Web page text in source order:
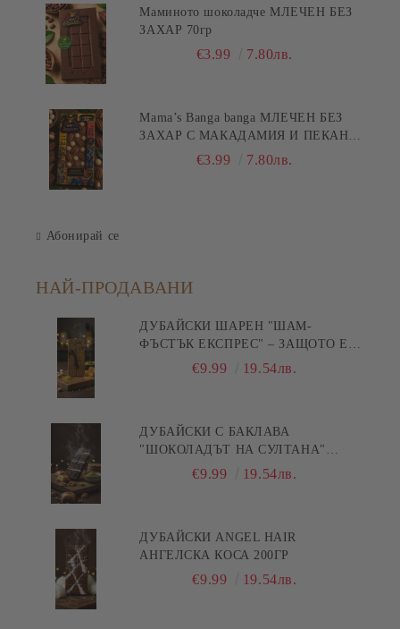
Маминото шоколадче МЛЕЧЕН БЕЗ
ЗАХАР 70гр
€3.99 7.80лв.
Mama’s Banga banga МЛЕЧЕН БЕЗ
ЗАХАР С МАКАДАМИЯ И ПЕКАН
€3.99 7.80лв.
Абонирай се
НАЙ-ПРОДАВАНИ
ДУБАЙСКИ ШАРЕН "ШАМ-
ФЪСТЪК ЕКСПРЕС" – ЗАЩОТО Е
БЪРЗА ПИСТА КЪМ
€9.99 19.54лв.
ДУБАЙСКИ С БАКЛАВА
"ШОКОЛАДЪТ НА СУЛТАНА"
€9.99 19.54лв.
ДУБАЙСКИ ANGEL HAIR
АНГЕЛСКА КОСА 200ГР
€9.99 19.54лв.